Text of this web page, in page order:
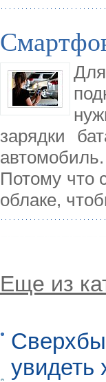
зарядки
Потому что
облаке,
Еще из
увидеть